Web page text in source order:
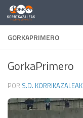
Saltar al contenido
GORKAPRIMERO
GorkaPrimero
POR S.D. KORRIKAZALEAK